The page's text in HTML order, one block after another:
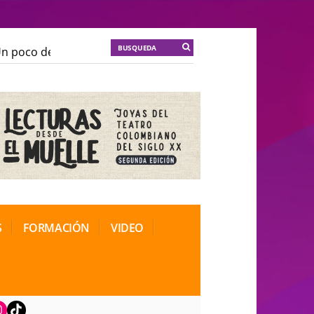
poco de locura para la cordura
de Teatro Rosa
FORMACIÓN VIDEO
TikTok